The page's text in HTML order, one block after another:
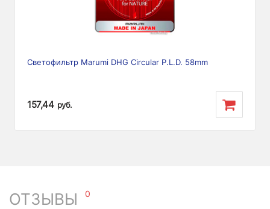
Светофильтр Marumi DHG Circular P.L.D. 58mm
157,44 руб.
ОТЗЫВЫ 0